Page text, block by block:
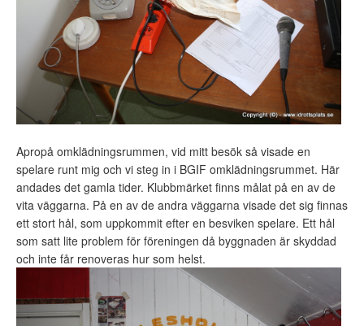
Apropå omklädningsrummen, vid mitt besök så visade en
spelare runt mig och vi steg in i BGIF omklädningsrummet. Här
andades det gamla tider. Klubbmärket finns målat på en av de
vita väggarna. På en av de andra väggarna visade det sig finnas
ett stort hål, som uppkommit efter en besviken spelare. Ett hål
som satt lite problem för föreningen då byggnaden är skyddad
och inte får renoveras hur som helst.